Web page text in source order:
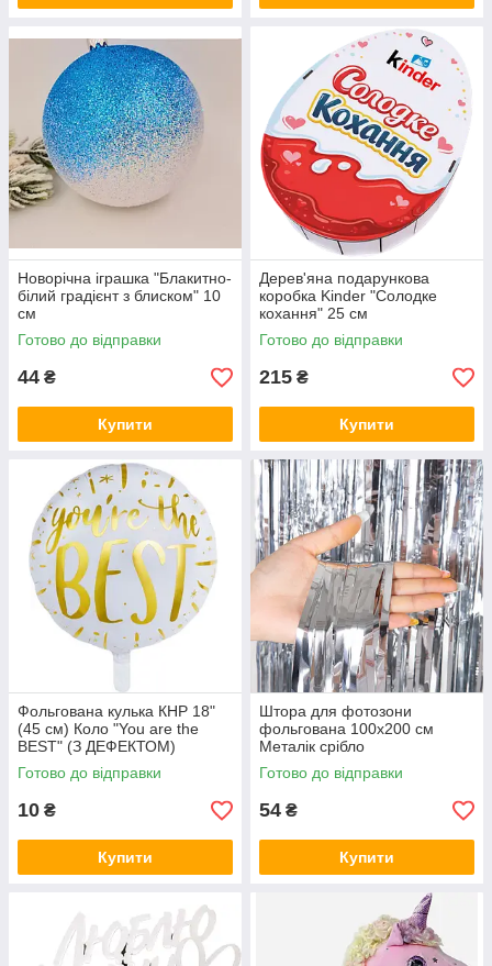
Новорічна іграшка "Блакитно-
білий градієнт з блиском" 10
см
Готово до відправки
44 ₴
Купити
Дерев'яна подарункова
коробка Kinder "Солодке
кохання" 25 см
Готово до відправки
215 ₴
Купити
Фольгована кулька КНР 18"
(45 см) Коло "You are the
BEST" (З ДЕФЕКТОМ)
Готово до відправки
10 ₴
Купити
Штора для фотозони
фольгована 100х200 см
Металік срібло
Готово до відправки
54 ₴
Купити